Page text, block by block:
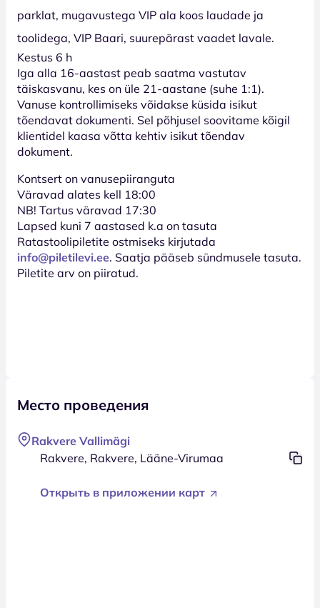
parklat, mugavustega VIP ala koos laudade ja
toolidega, VIP Baari, suurepärast vaadet lavale.
Kestus 6 h
Iga alla 16-aastast peab saatma vastutav
täiskasvanu, kes on üle 21-aastane (suhe 1:1).
Vanuse kontrollimiseks võidakse küsida isikut
tõendavat dokumenti. Sel põhjusel soovitame kõigil
klientidel kaasa võtta kehtiv isikut tõendav
dokument.
Kontsert on vanusepiiranguta
Väravad alates kell 18:00
NB! Tartus väravad 17:30
Lapsed kuni 7 aastased k.a on tasuta
Ratastoolipiletite ostmiseks kirjutada
info@piletilevi.ee. Saatja pääseb sündmusele tasuta.
Piletite arv on piiratud.
Место проведения
Rakvere Vallimägi
Rakvere, Rakvere, Lääne-Virumaa
Открыть в приложении карт